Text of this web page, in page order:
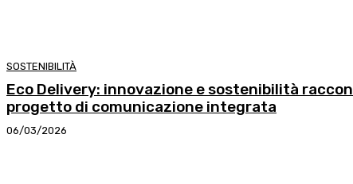
SOSTENIBILITÀ
Eco Delivery: innovazione e sostenibilità
progetto di comunicazione integrata
06/03/2026